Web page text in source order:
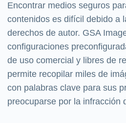
Encontrar medios seguros
contenidos es difícil debido a
derechos de autor. GSA
configuraciones
de uso comercial y libres de
permite recopilar miles de
con palabras clave para sus
preocuparse por la infracción